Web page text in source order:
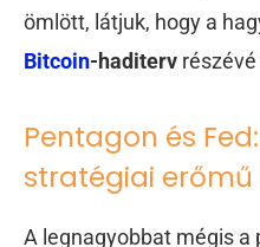
ömlött, látjuk, hogy a
Bitcoin-haditerv
Pentagon és
stratégiai erőmű
A legnagyobbat mégis a